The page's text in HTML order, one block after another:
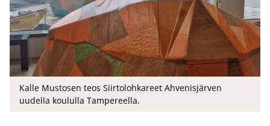
Kalle Mustosen teos Siirtolohkareet Ahvenisjärven
uudella koululla Tampereella.